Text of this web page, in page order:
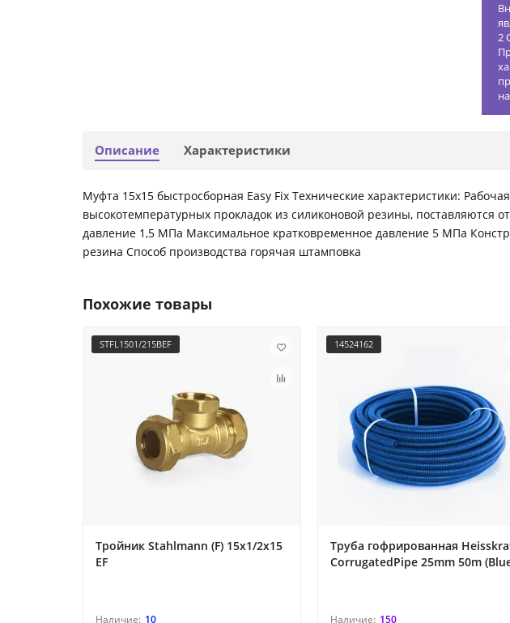
2
Описание Характеристики
Муфта 15х15 быстросборная Easy Fix Технические характеристики:
высокотемпературных прокладок из силиконовой резины, поставляются
давление 1,5 МПа Максимальное кратковременное давление 5 МПа
резина Способ производства горячая штамповка
Похожие товары
STFL1501/215BEF
Тройник Stahlmann (F) 15х1/2х15
EF
10
14524162
Труба гофрированная
CorrugatedPipe 25mm 50m
150